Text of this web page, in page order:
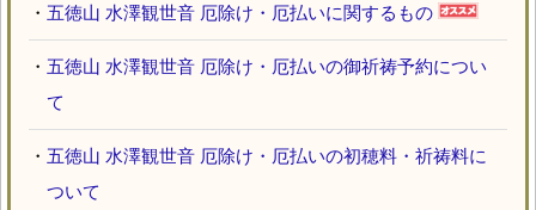
・ 五徳山 水澤観世音 厄除け・厄払いに関するもの
・ 五徳山 水澤観世音 厄除け・厄払いの御祈祷予約につい
て
・ 五徳山 水澤観世音 厄除け・厄払いの初穂料・祈祷料に
ついて